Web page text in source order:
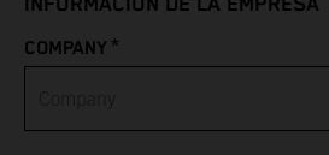
INFORMACIÓN DE LA EMPRESA
COMPANY *